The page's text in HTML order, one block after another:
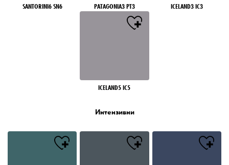
SANTORINI6 SN6 PATAGONIA3 PT3 ICELAND3 IC3
ICELAND5 IC5
Интензивни